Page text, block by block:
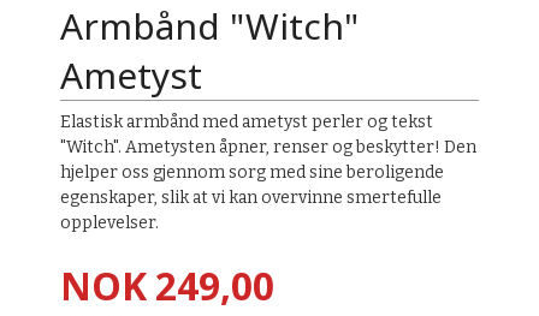
Armbånd "Witch"
Ametyst
Elastisk armbånd med ametyst perler og tekst
"Witch". Ametysten åpner, renser og beskytter! Den
hjelper oss gjennom sorg med sine beroligende
egenskaper, slik at vi kan overvinne smertefulle
opplevelser.
Pris
NOK249,00